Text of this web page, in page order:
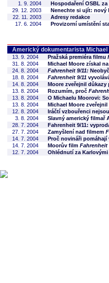
1. 9. 2004
Hospodaření OSBL za
29. 12. 2003
Nenechte si ujít: nový
22. 11. 2003
Adresy redakce
17. 6. 2004
Provizorní umístění
Americký dokumentarista Michael
13. 9. 2004 Pražská premiéra filmu
31. 8. 2004
Michael Moore získal
24. 8. 2004
Fahrenheit 9/11:
18. 8. 2004
Fahrenheit 9/11
14. 8. 2004
Moore zveřejnil důkazy
13. 8. 2004
Rozumím, proč
13. 8. 2004
O Michaelu Moorovi:
13. 8. 2004
Michael Moore
12. 8. 2004
Iráčtí vzbouřenci
3. 8. 2004
Slavný americký filmař
28. 7. 2004
Fahrenheit 9/11:
27. 7. 2004
Zamyšlení nad filmem
14. 7. 2004
Proč novináři pomáhají
14. 7. 2004
Moorův film Fahrenheit
12. 7. 2004
Ohlédnutí za Karlovými